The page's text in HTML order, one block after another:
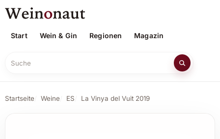
Start Wein & Gin Regionen Magazin
Suche
Startseite Weine ES La Vinya del Vuit 2019